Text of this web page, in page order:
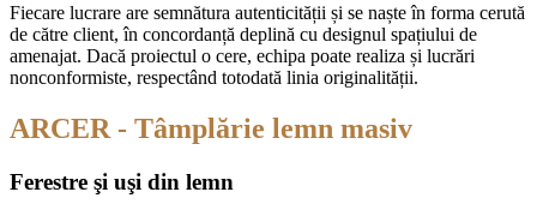
Fiecare lucrare are semnătura autenticității și se naște în forma cerută
de către client, în concordanță deplină cu designul spațiului de
amenajat. Dacă proiectul o cere, echipa poate realiza și lucrări
nonconformiste, respectând totodată linia originalității.
ARCER - Tâmplărie lemn masiv
Ferestre şi uşi din lemn